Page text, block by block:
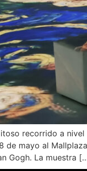
recorrido a nivel
de mayo al
Gogh. La muestra